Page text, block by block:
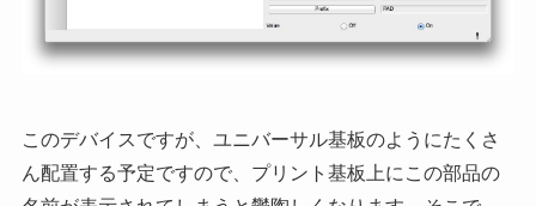
このデバイスですが、ユニバーサル基板のようにたくさ
ん配置する予定ですので、プリント基板上にこの部品の